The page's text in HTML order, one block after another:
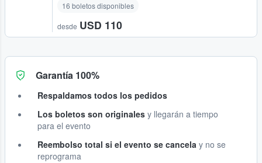
16 boletos disponibles
desde USD 110
Garantía 100%
Respaldamos todos los pedidos
Los boletos son originales y llegarán a tiempo
para el evento
Reembolso total si el evento se cancela y no se
reprograma